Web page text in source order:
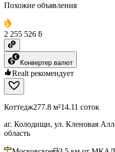
Похожие объявления
2 255 526 ƃ
Конвертер валют
Realt рекомендует
Коттедж277.8 м²14.11 соток
аг. Колодищи, ул. Кленовая
область